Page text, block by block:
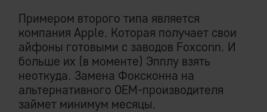
Примером второго типа является
компания Apple. Которая получает свои
айфоны готовыми с заводов Foxconn. И
больше их (в моменте) Эпплу взять
неоткуда. Замена Фоксконна на
альтернативного ОЕМ-производителя
займет минимум месяцы.